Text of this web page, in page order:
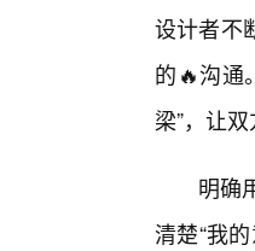
设计者不
的🔥沟通
梁”，让
明确
清楚“我